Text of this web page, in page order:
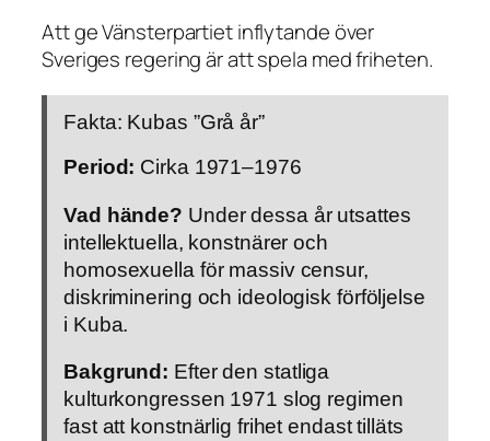
Att ge Vänsterpartiet inflytande över
Sveriges regering är att spela med friheten.
Fakta: Kubas ”Grå år”
Period: Cirka 1971–1976
Vad hände? Under dessa år utsattes
intellektuella, konstnärer och
homosexuella för massiv censur,
diskriminering och ideologisk förföljelse
i Kuba.
Bakgrund: Efter den statliga
kulturkongressen 1971 slog regimen
fast att konstnärlig frihet endast tilläts